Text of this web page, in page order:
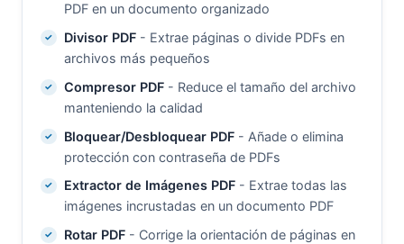
PDF en un documento organizado
Divisor PDF- Extrae páginas o divide PDFs en
archivos más pequeños
Compresor PDF- Reduce el tamaño del archivo
manteniendo la calidad
Bloquear/Desbloquear PDF- Añade o elimina
protección con contraseña de PDFs
Extractor de Imágenes PDF- Extrae todas las
imágenes incrustadas en un documento PDF
Rotar PDF- Corrige la orientación de páginas en